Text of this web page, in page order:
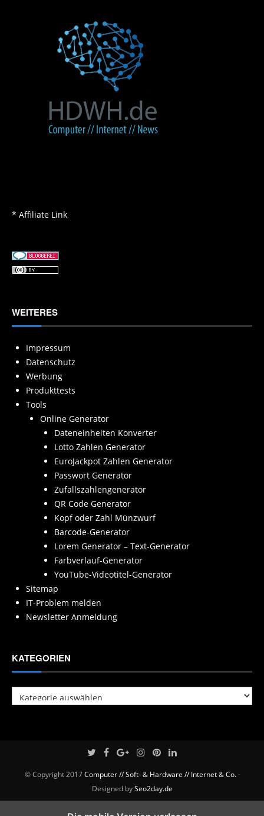
* Affiliate Link
WEITERES
Impressum
Datenschutz
Werbung
Produkttests
Tools
Online Generator
Dateneinheiten Konverter
Lotto Zahlen Generator
EuroJackpot Zahlen Generator
Passwort Generator
Zufallszahlengenerator
QR Code Generator
Kopf oder Zahl Münzwurf
Barcode-Generator
Lorem Generator – Text-Generator
Farbverlauf-Generator
YouTube-Videotitel-Generator
Sitemap
IT-Problem melden
Newsletter Anmeldung
KATEGORIEN
Kategorien
© Copyright 2017Computer // Soft- & Hardware // Internet & Co.·
Designed bySeo2day.de